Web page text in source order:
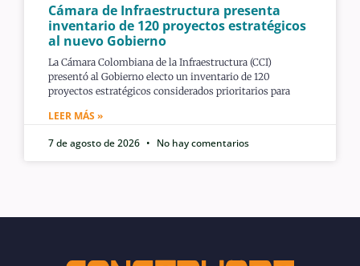
Cámara de Infraestructura presenta
inventario de 120 proyectos estratégicos
al nuevo Gobierno
La Cámara Colombiana de la Infraestructura (CCI)
presentó al Gobierno electo un inventario de 120
proyectos estratégicos considerados prioritarios para
LEER MÁS »
7 de agosto de 2026
No hay comentarios